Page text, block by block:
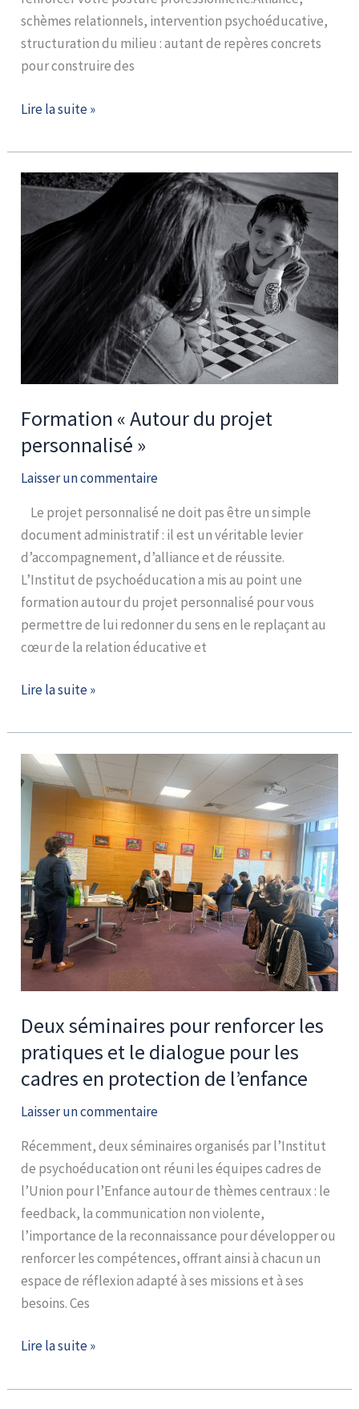
schèmes relationnels, intervention psychoéducative,
structuration du milieu : autant de repères concrets
pour construire des
Lire la suite »
Formation « Autour du projet
personnalisé »
Laisser un commentaire
Le projet personnalisé ne doit pas être un simple
document administratif : il est un véritable levier
d’accompagnement, d’alliance et de réussite.
L’Institut de psychoéducation a mis au point une
formation autour du projet personnalisé pour vous
permettre de lui redonner du sens en le replaçant au
cœur de la relation éducative et
Formation
du
projet
personnalisé »
Lire la suite »
Deux séminaires pour renforcer les
pratiques et le dialogue pour les
cadres en protection de l’enfance
Laisser un commentaire
Récemment, deux séminaires organisés par l’Institut
de psychoéducation ont réuni les équipes cadres de
l’Union pour l’Enfance autour de thèmes centraux : le
feedback, la communication non violente,
l’importance de la reconnaissance pour développer ou
renforcer les compétences, offrant ainsi à chacun un
espace de réflexion adapté à ses missions et à ses
besoins. Ces
Deux
séminaires
pour
renforcer
les
pratiques
et
le
dialogue
pour
les
en
protection
de
Lire la suite »